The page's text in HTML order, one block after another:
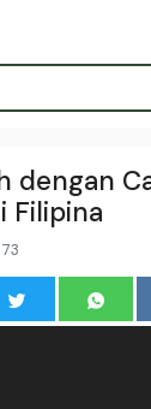
dengan
Filipina
73